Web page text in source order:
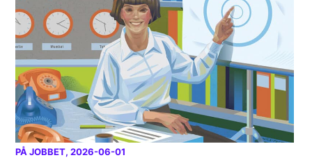
PÅ JOBBET, 2026-06-01